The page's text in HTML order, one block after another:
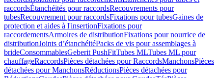
raccordsÉtanchéités pour raccordsRecouvrements pour
tubesRecouvrement pour raccordsFixations pour tubesGaines de
protection et aides à l'insertionFixations pour
raccordementsArmoires de distributionFixations pour nourrice de
distributionJoints d’étanchéitéPacks de vis pour assemblages à
brideConsommablesGeberit PushFitTubes MLTubes ML pour
chauffageRaccordsPièces détachées pour RaccordsManchonsPièces
détachées pour ManchonsRéductionsPièces détachées pour